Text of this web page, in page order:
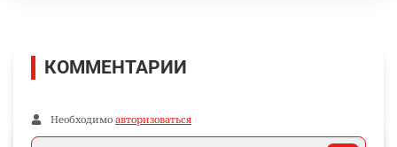
КОММЕНТАРИИ
Необходимо авторизоваться